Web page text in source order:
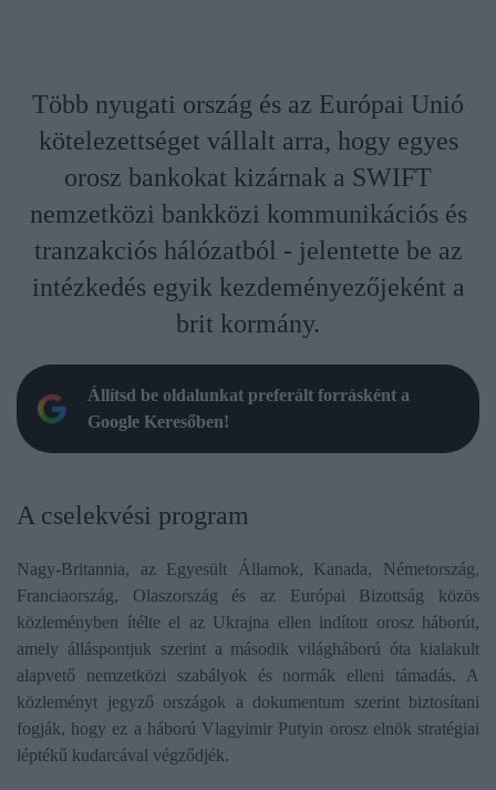
Több nyugati ország és az Európai Unió
kötelezettséget vállalt arra, hogy egyes
orosz bankokat kizárnak a SWIFT
nemzetközi bankközi kommunikációs és
tranzakciós hálózatból - jelentette be az
intézkedés egyik kezdeményezőjeként a
brit kormány.
Állítsd be oldalunkat preferált forrásként a
Google Keresőben!
A cselekvési program
Nagy-Britannia, az Egyesült Államok, Kanada, Németország,
Franciaország, Olaszország és az Európai Bizottság közös
közleményben ítélte el az Ukrajna ellen indított orosz háborút,
amely álláspontjuk szerint a második világháború óta kialakult
alapvető nemzetközi szabályok és normák elleni támadás. A
közleményt jegyző országok a dokumentum szerint biztosítani
fogják, hogy ez a háború Vlagyimir Putyin orosz elnök stratégiai
léptékű kudarcával végződjék.